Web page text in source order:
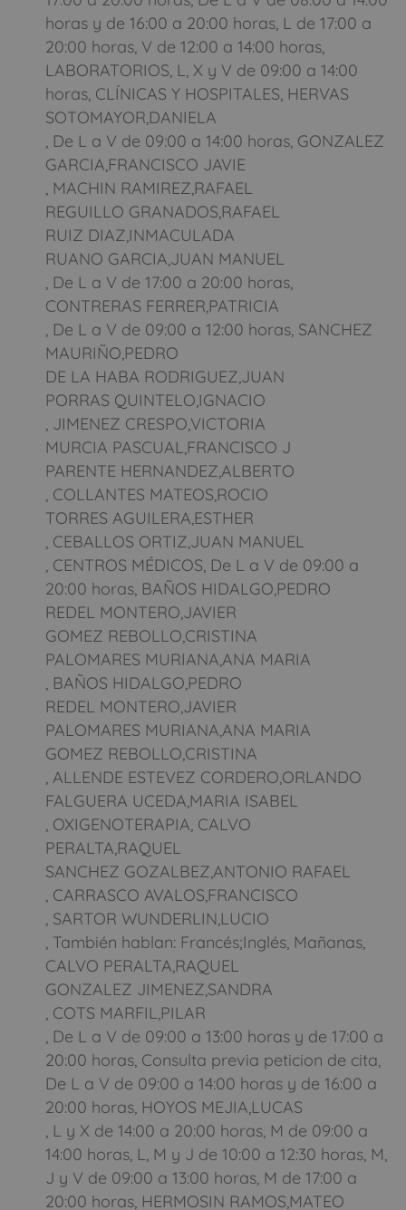
horas y de 16:00 a 20:00 horas, L de 17:00 a
20:00 horas, V de 12:00 a 14:00 horas,
LABORATORIOS, L, X y V de 09:00 a 14:00
horas, CLÍNICAS Y HOSPITALES, HERVAS
SOTOMAYOR,DANIELA
, De L a V de 09:00 a 14:00 horas, GONZALEZ
GARCIA,FRANCISCO JAVIE
, MACHIN RAMIREZ,RAFAEL
REGUILLO GRANADOS,RAFAEL
RUIZ DIAZ,INMACULADA
RUANO GARCIA,JUAN MANUEL
, De L a V de 17:00 a 20:00 horas,
CONTRERAS FERRER,PATRICIA
, De L a V de 09:00 a 12:00 horas, SANCHEZ
MAURIÑO,PEDRO
DE LA HABA RODRIGUEZ,JUAN
PORRAS QUINTELO,IGNACIO
, JIMENEZ CRESPO,VICTORIA
MURCIA PASCUAL,FRANCISCO J
PARENTE HERNANDEZ,ALBERTO
, COLLANTES MATEOS,ROCIO
TORRES AGUILERA,ESTHER
, CEBALLOS ORTIZ,JUAN MANUEL
, CENTROS MÉDICOS, De L a V de 09:00 a
20:00 horas, BAÑOS HIDALGO,PEDRO
REDEL MONTERO,JAVIER
GOMEZ REBOLLO,CRISTINA
PALOMARES MURIANA,ANA MARIA
, BAÑOS HIDALGO,PEDRO
REDEL MONTERO,JAVIER
PALOMARES MURIANA,ANA MARIA
GOMEZ REBOLLO,CRISTINA
, ALLENDE ESTEVEZ CORDERO,ORLANDO
FALGUERA UCEDA,MARIA ISABEL
, OXIGENOTERAPIA, CALVO
PERALTA,RAQUEL
SANCHEZ GOZALBEZ,ANTONIO RAFAEL
, CARRASCO AVALOS,FRANCISCO
, SARTOR WUNDERLIN,LUCIO
, También hablan: Francés;Inglés, Mañanas,
CALVO PERALTA,RAQUEL
GONZALEZ JIMENEZ,SANDRA
, COTS MARFIL,PILAR
, De L a V de 09:00 a 13:00 horas y de 17:00 a
20:00 horas, Consulta previa peticion de cita,
De L a V de 09:00 a 14:00 horas y de 16:00 a
20:00 horas, HOYOS MEJIA,LUCAS
, L y X de 14:00 a 20:00 horas, M de 09:00 a
14:00 horas, L, M y J de 10:00 a 12:30 horas, M,
J y V de 09:00 a 13:00 horas, M de 17:00 a
20:00 horas, HERMOSIN RAMOS,MATEO